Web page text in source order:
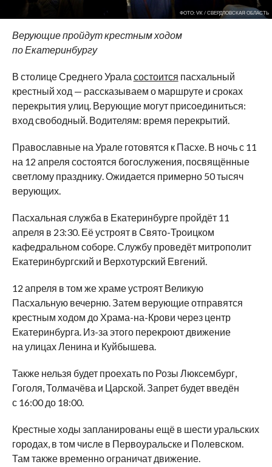
ФОТО: VK / СВЕРДЛОВСКАЯ ОБЛАСТЬ
Верующие пройдут крестным ходом
поЕкатеринбургу
В столице Среднего Урала состоится пасхальный
крестный ход — рассказываем о маршруте и сроках
перекрытия улиц. Верующие могут присоединиться:
вход свободный. Водителям: время перекрытий.
Православные на Урале готовятся к Пасхе. В ночь с 11
на 12 апреля состоятся богослужения, посвящённые
светлому празднику. Ожидается примерно 50 тысяч
верующих.
Пасхальная служба в Екатеринбурге пройдёт 11
апреля в 23:30. Её устроят в Свято-Троицком
кафедральном соборе. Службу проведёт митрополит
Екатеринбургский и Верхотурский Евгений.
12 апреля в том же храме устроят Великую
Пасхальную вечерню. Затем верующие отправятся
крестным ходом до Храма-на-Крови через центр
Екатеринбурга. Из-за этого перекроют движение
на улицах Ленина и Куйбышева.
Также нельзя будет проехать по Розы Люксембург,
Гоголя, Толмачёва и Царской. Запрет будет введён
с 16:00 до 18:00.
Крестные ходы запланированы ещё в шести уральских
городах, в том числе в Первоуральске и Полевском.
Там также временно ограничат движение.